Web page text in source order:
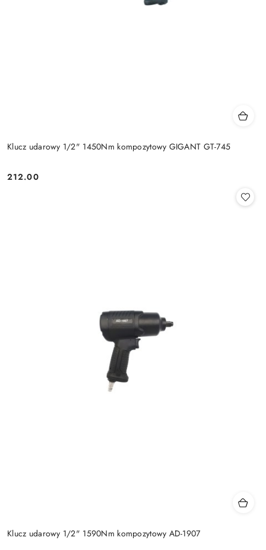
Klucz udarowy 1/2" 1450Nm kompozytowy GIGANT GT-745
Cena:
212.00
Klucz udarowy 1/2" 1590Nm kompozytowy AD-1907